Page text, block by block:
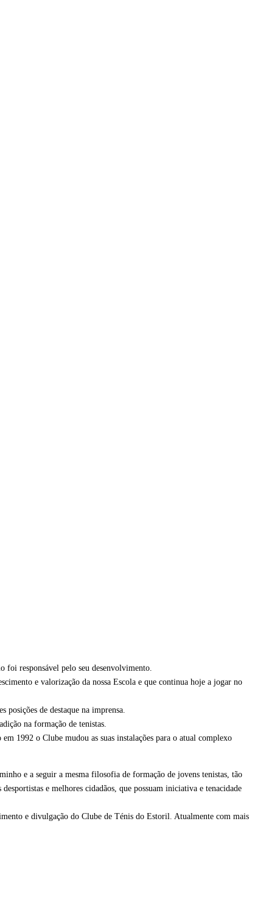
foi responsável pelo seu desenvolvimento.
e valorização da nossa Escola e que continua hoje a jogar no
posições de destaque na imprensa.
na formação de tenistas.
1992 o Clube mudou as suas instalações para o atual complexo
e a seguir a mesma filosofia de formação de jovens tenistas, tão
e melhores cidadãos, que possuam iniciativa e tenacidade
e divulgação do Clube de Ténis do Estoril. Atualmente com mais